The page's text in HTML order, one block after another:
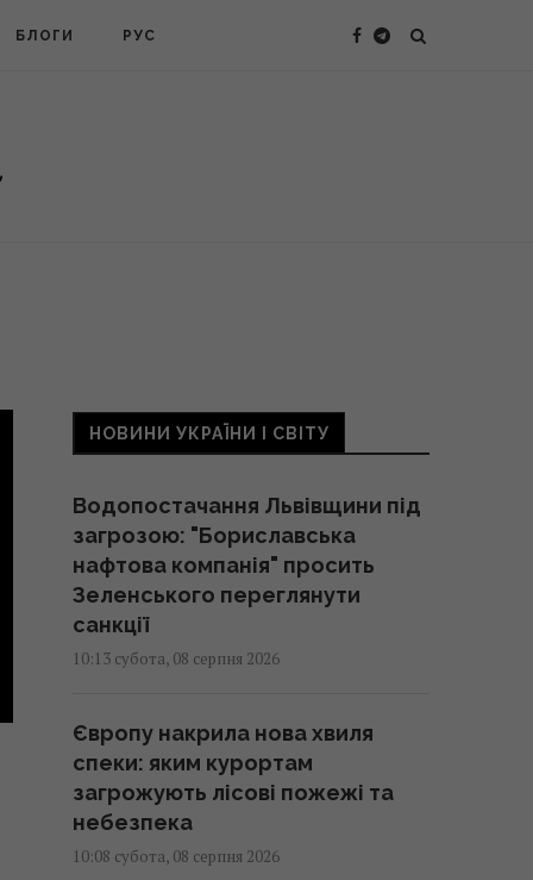
БЛОГИ РУС
НОВИНИ УКРАЇНИ І СВІТУ
Водопостачання Львівщини під
загрозою: "Бориславська
нафтова компанія" просить
Зеленського переглянути
санкції
10:13 субота, 08 серпня 2026
Європу накрила нова хвиля
спеки: яким курортам
загрожують лісові пожежі та
небезпека
10:08 субота, 08 серпня 2026